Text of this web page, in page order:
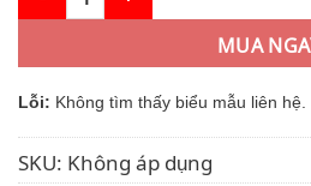
MUA
Lỗi: Không tìm thấy biểu mẫu liên hệ.
SKU:Không áp dụng